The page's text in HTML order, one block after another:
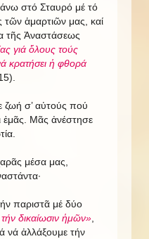
στό Σταυρό μέ τό
τῶν ἁμαρτιῶν μας, καί
τῆς Ἀναστάσεως
γιά ὅλους τούς
κρατήσει ἡ φθορά
σ’ αὐτούς πού
ἐμᾶς. Μᾶς ἀνέστησε
μέσα μας,
παριστᾶ μέ δύο
δικαίωσιν ἡμῶν»
νά ἀλλάξουμε τήν